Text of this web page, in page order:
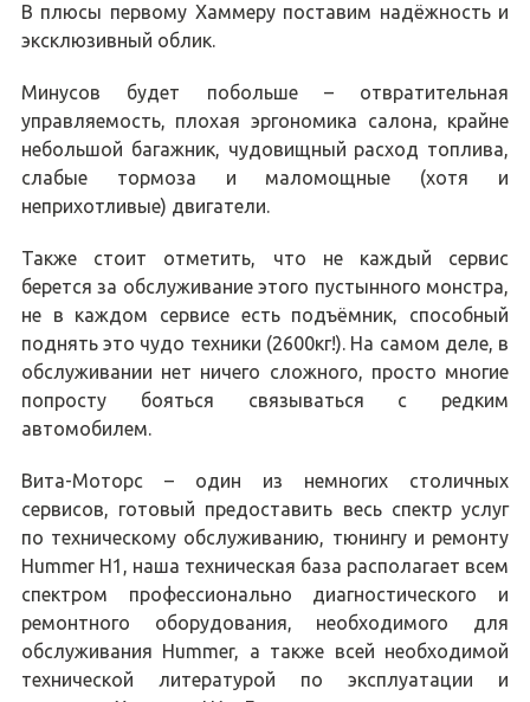
В плюсы первому Хаммеру поставим надёжность и
эксклюзивный облик.
Минусов будет побольше – отвратительная
управляемость, плохая эргономика салона, крайне
небольшой багажник, чудовищный расход топлива,
слабые тормоза и маломощные (хотя и
неприхотливые) двигатели.
Также стоит отметить, что не каждый сервис
берется за обслуживание этого пустынного монстра,
не в каждом сервисе есть подъёмник, способный
поднять это чудо техники (2600кг!). На самом деле, в
обслуживании нет ничего сложного, просто многие
попросту бояться связываться с редким
автомобилем.
Вита-Моторс – один из немногих столичных
сервисов, готовый предоставить весь спектр услуг
по техническому обслуживанию, тюнингу и ремонту
Hummer H1, наша техническая база располагает всем
спектром профессионально диагностического и
ремонтного оборудования, необходимого для
обслуживания Hummer, а также всей необходимой
технической литературой по эксплуатации и